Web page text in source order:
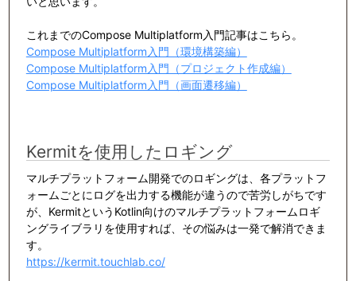
これまでのCompose Multiplatform入門記事はこちら。
Compose Multiplatform入門（環境構築編）
Compose Multiplatform入門（プロジェクト作成編）
Compose Multiplatform入門（画面遷移編）
Kermitを使用したロギング
マルチプラットフォーム開発でのロギングは、各プラットフ
ォームごとにログを出力する機能が違うので苦労しがちです
が、KermitというKotlin向けのマルチプラットフォームロギ
ングライブラリを使用すれば、その悩みは一発で解消できま
す。
https://kermit.touchlab.co/